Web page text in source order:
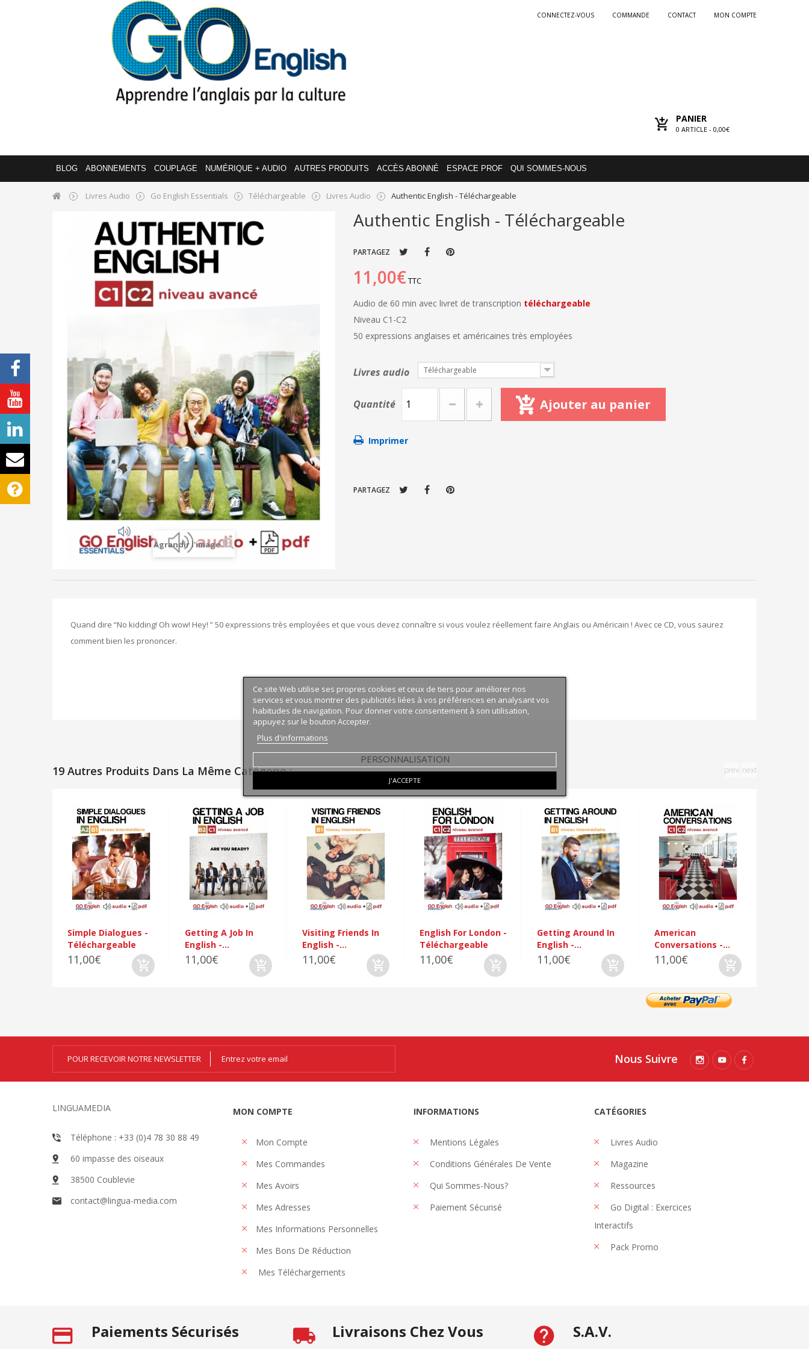
MON COMPTE
CONTACT
COMMANDE
CONNECTEZ-VOUS
PANIER
0 ARTICLE - 0,00€
BLOG ABONNEMENTS COUPLAGE NUMÉRIQUE + AUDIO AUTRES PRODUITS ACCÈS ABONNÉ ESPACE PROF QUI SOMMES-NOUS
Livres Audio Go English Essentials Téléchargeable Livres Audio Authentic English - Téléchargeable
Agrandir l'image
Authentic English - Téléchargeable
PARTAGEZ
11,00€TTC
Audio de 60 min avec livret de transcription téléchargeable
Niveau C1-C2
50 expressions anglaises et américaines très employées
Livres audio Téléchargeable
Quantité Ajouter au panier
Imprimer
PARTAGEZ
Quand dire “No kidding! Oh wow! Hey! ” 50 expressions très employées et que vous devez connaître si vous voulez réellement faire Anglais ou Américain ! Avec ce CD, vous saurez
comment bien les prononcer.
19 Autres Produits Dans La Même Catégorie :
Simple Dialogues -
Téléchargeable
11,00€
Getting A Job In
English -...
11,00€
Visiting Friends In
English -...
11,00€
English For London -
Téléchargeable
11,00€
Getting Around In
English -...
11,00€
American
Conversations -...
11,00€
prev next
Ce site Web utilise ses propres cookies et ceux de tiers pour améliorer nos
services et vous montrer des publicités liées à vos préférences en analysant vos
habitudes de navigation. Pour donner votre consentement à son utilisation,
appuyez sur le bouton Accepter.
Plus d'informations
PERSONNALISATION
J'ACCEPTE
POUR RECEVOIR NOTRE NEWSLETTER Nous Suivre
LINGUAMEDIA
Téléphone : +33 (0)4 78 30 88 49
60 impasse des oiseaux
38500 Coublevie
contact@lingua-media.com
MON COMPTE
Mon Compte
Mes Commandes
Mes Avoirs
Mes Adresses
Mes Informations Personnelles
Mes Bons De Réduction
Mes Téléchargements
INFORMATIONS
Mentions Légales
Conditions Générales De Vente
Qui Sommes-Nous?
Paiement Sécurisé
CATÉGORIES
Livres Audio
Magazine
Ressources
Go Digital : Exercices
Interactifs
Pack Promo
Paiements Sécurisés Livraisons Chez Vous S.A.V.